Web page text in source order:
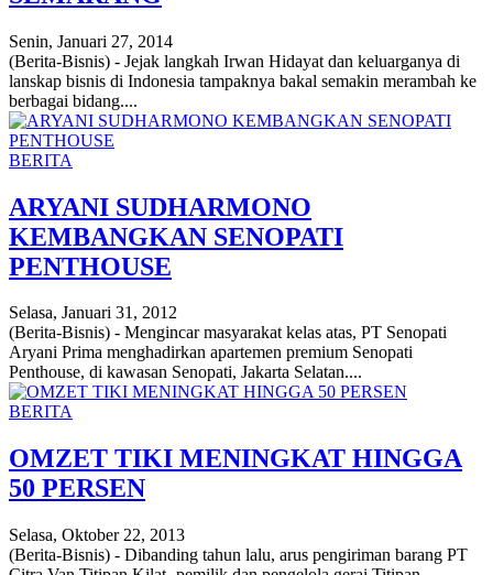
Senin, Januari 27, 2014
(Berita-Bisnis) - Jejak langkah Irwan Hidayat dan keluarganya di
lanskap bisnis di Indonesia tampaknya bakal semakin merambah ke
berbagai bidang....
BERITA
ARYANI SUDHARMONO
KEMBANGKAN SENOPATI
PENTHOUSE
Selasa, Januari 31, 2012
(Berita-Bisnis) - Mengincar masyarakat kelas atas, PT Senopati
Aryani Prima menghadirkan apartemen premium Senopati
Penthouse, di kawasan Senopati, Jakarta Selatan....
BERITA
OMZET TIKI MENINGKAT HINGGA
50 PERSEN
Selasa, Oktober 22, 2013
(Berita-Bisnis) - Dibanding tahun lalu, arus pengiriman barang PT